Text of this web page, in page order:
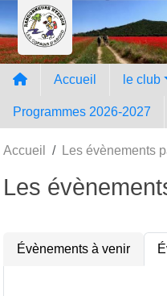
Accueil le club
Programmes 2026-2027
Accueil Les évènements
Les
Évènements à venir
Panneau de gestion des